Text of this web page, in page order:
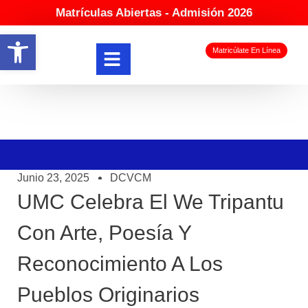
Abrir barra de herramientas
Matrículas Abiertas - Admisión 2026
Matricúlate En Línea
Junio 23, 2025 DCVCM
UMC Celebra El We Tripantu
Con Arte, Poesía Y
Reconocimiento A Los
Pueblos Originarios